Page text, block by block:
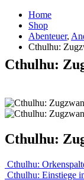
Home
Shop
Abenteuer,
Cthulhu:
Cthulhu:
Cthulhu:
Cthulhu:
Cthulhu: Einstiege